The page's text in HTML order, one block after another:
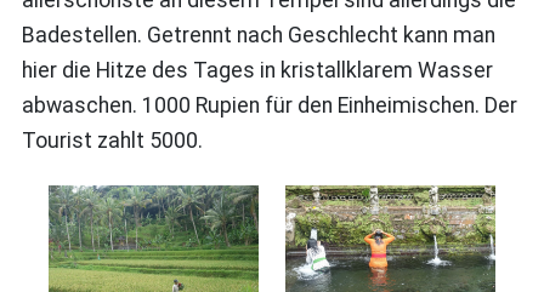
Badestellen. Getrennt nach Geschlecht kann man
hier die Hitze des Tages in kristallklarem Wasser
abwaschen. 1000 Rupien für den Einheimischen. Der
Tourist zahlt 5000.